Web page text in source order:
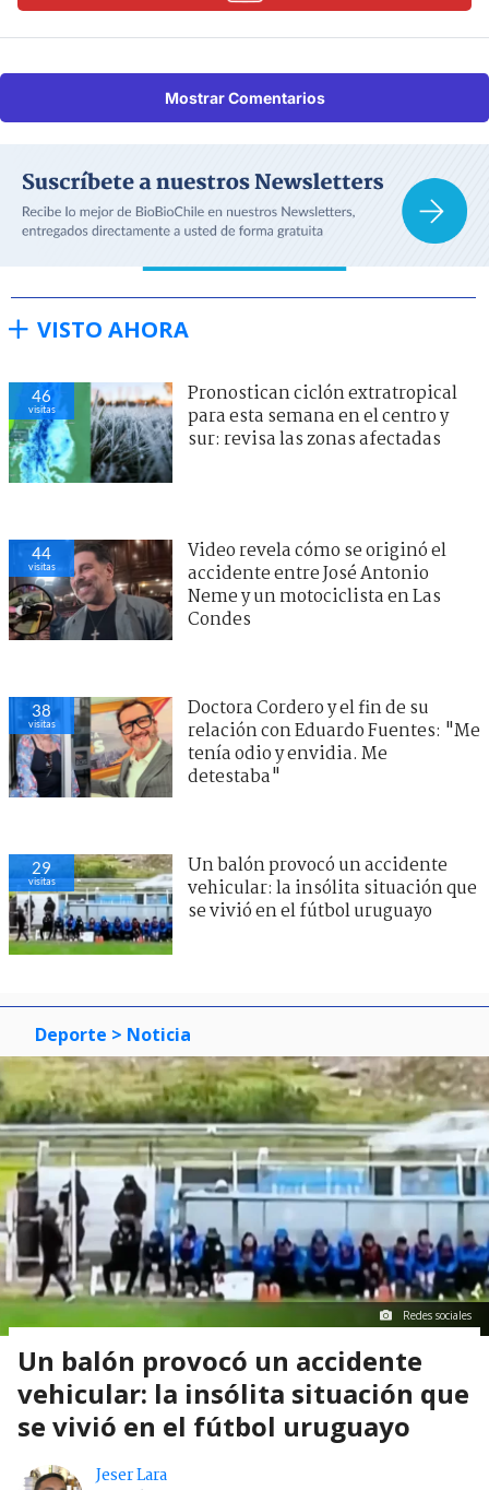
Mostrar Comentarios
VISTO AHORA
46
visitas
Pronostican ciclón extratropical
para esta semana en el centro y
sur: revisa las zonas afectadas
44
visitas
Video revela cómo se originó el
accidente entre José Antonio
Neme y un motociclista en Las
Condes
38
visitas
Doctora Cordero y el fin de su
relación con Eduardo Fuentes: "Me
tenía odio y envidia. Me
detestaba"
29
visitas
Un balón provocó un accidente
vehicular: la insólita situación que
se vivió en el fútbol uruguayo
Deporte > Noticia
Redes sociales
Un balón provocó un accidente
vehicular: la insólita situación que
se vivió en el fútbol uruguayo
Jeser Lara